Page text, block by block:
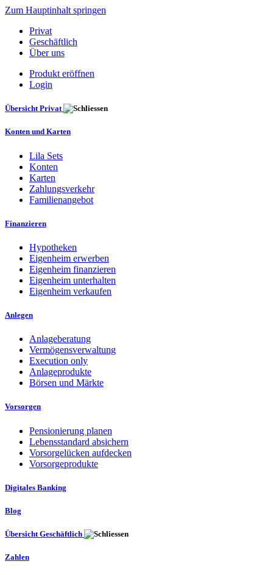
Zum Hauptinhalt springen
Privat
Geschäftlich
Über uns
Produkt eröffnen
Login
Übersicht Privat
Konten und Karten
Lila Sets
Konten
Karten
Zahlungsverkehr
Familienangebot
Finanzieren
Hypotheken
Eigenheim erwerben
Eigenheim finanzieren
Eigenheim unterhalten
Eigenheim verkaufen
Anlegen
Anlageberatung
Vermögensverwaltung
Execution only
Anlageprodukte
Börsen und Märkte
Vorsorgen
Pensionierung planen
Lebensstandard absichern
Vorsorgelücken aufdecken
Vorsorgeprodukte
Digitales Banking
Blog
Übersicht Geschäftlich
Zahlen